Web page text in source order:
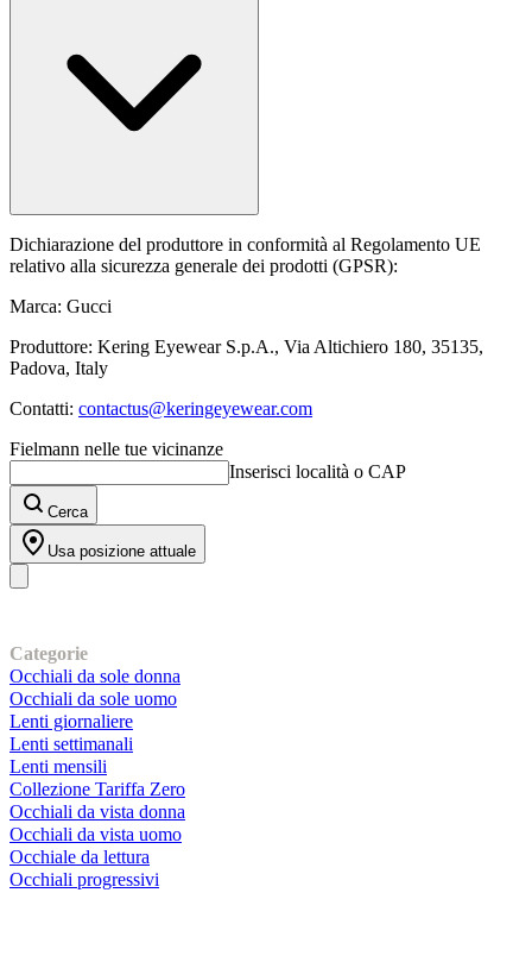
Dichiarazione del produttore in conformità al Regolamento UE
relativo alla sicurezza generale dei prodotti (GPSR):
Marca: Gucci
Produttore: Kering Eyewear S.p.A., Via Altichiero 180, 35135,
Padova, Italy
Contatti: contactus@keringeyewear.com
Fielmann nelle tue vicinanze
Inserisci località o CAP
Cerca
Usa posizione attuale
Categorie
Occhiali da sole donna
Occhiali da sole uomo
Lenti giornaliere
Lenti settimanali
Lenti mensili
Collezione Tariffa Zero
Occhiali da vista donna
Occhiali da vista uomo
Occhiale da lettura
Occhiali progressivi